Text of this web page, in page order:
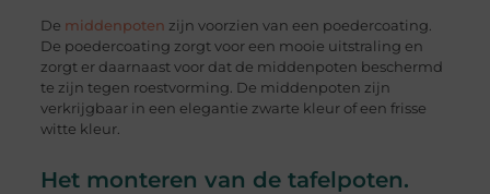
De middenpoten zijn voorzien van een poedercoating.
De poedercoating zorgt voor een mooie uitstraling en
zorgt er daarnaast voor dat de middenpoten beschermd
te zijn tegen roestvorming. De middenpoten zijn
verkrijgbaar in een elegantie zwarte kleur of een frisse
witte kleur.
Het monteren van de tafelpoten.